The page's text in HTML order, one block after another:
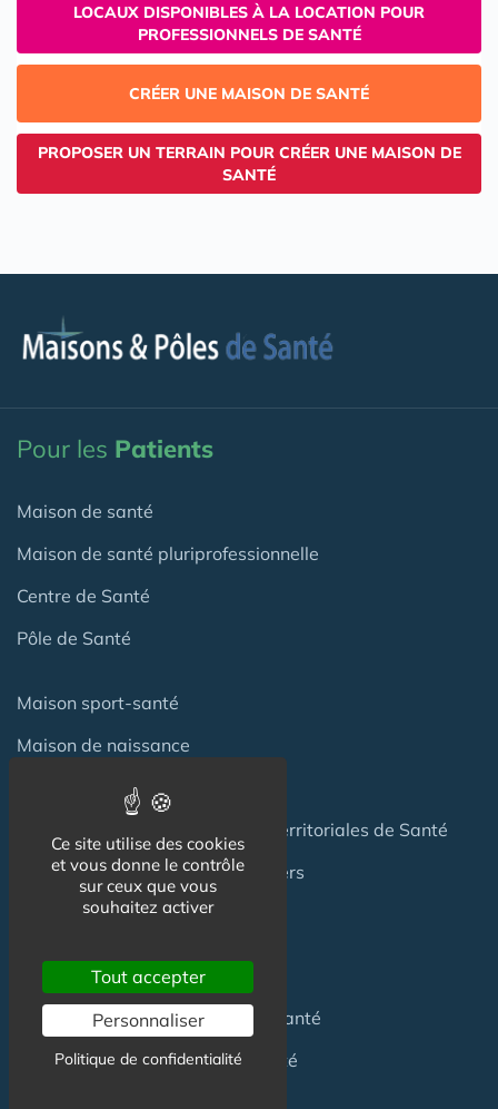
LOCAUX DISPONIBLES À LA LOCATION POUR
PROFESSIONNELS DE SANTÉ
CRÉER UNE MAISON DE SANTÉ
PROPOSER UN TERRAIN POUR CRÉER UNE MAISON DE
SANTÉ
Pour les Patients
Maison de santé
Maison de santé pluriprofessionnelle
Centre de Santé
Pôle de Santé
Maison sport-santé
Maison de naissance
Centre de Soins et de Prévention
Communauté Professionnelles Territoriales de Santé
Hotel Patient & Hôtels Hospitaliers
Pour lesProfessionnels
Location locauxen Maison de Santé
Achat locauxen Maison de Santé
Ce site utilise des cookies
et vous donne le contrôle
sur ceux que vous
souhaitez activer
Tout accepter
Personnaliser
Politique de confidentialité